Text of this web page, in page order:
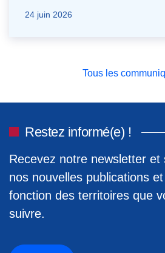
24 juin 2026
Tous les
Restez informé(e) !
Recevez notre newsletter
nos nouvelles publications
fonction des territoires que
suivre.